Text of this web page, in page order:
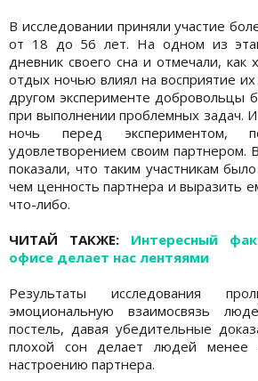
В исследовании приняли участие
от 18 до 56 лет. На одном из
дневник своего сна и отмечали,
отдых ночью влиял на восприятие
другом эксперименте добровольцы
при выполнении проблемных задач. И
ночь перед экспериментом,
удовлетворением своим партнером.
показали, что таким участникам
чем ценность партнера и выразить
что-либо.
ЧИТАЙ ТАКЖЕ: Интересный
офисе делает нас лентяями
Результаты исследования
эмоциональную взаимосвязь
постель, давая убедительные
плохой сон делает людей менее
настроению партнера.